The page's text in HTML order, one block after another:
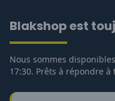
Blakshop est
Nous sommes
17:30. Prêts à répondre